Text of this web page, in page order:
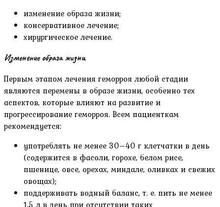
изменение образа жизни;
консервативное лечение;
хирургическое лечение.
Изменение образа жизни
Первым этапом лечения геморроя любой стадии
являются перемены в образе жизни, особенно тех
аспектов, которые влияют на развитие и
прогрессирование геморроя. Всем пациенткам
рекомендуется:
употреблять не менее 30–40 г клетчатки в день
(содержится в фасоли, горохе, белом рисе,
пшенице, овсе, орехах, миндале, оливках и свежих
овощах);
поддерживать водный баланс, т. е. пить не менее
1,5 л в день при отсутствии таких